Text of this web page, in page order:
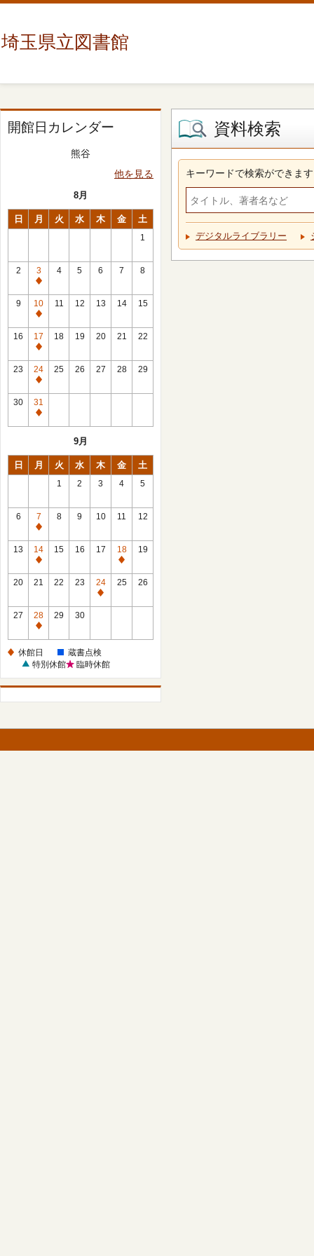
埼玉県立図書館
開館日カレンダー
熊谷
他を見る
8月
日 月 火 水 木 金 土
1
2
3
休
館
日
4 5 6 7 8
9
10
休
館
日
11 12 13 14 15
16
17
休
館
日
18 19 20 21 22
23
24
休
館
日
25 26 27 28 29
30
31
休
9月
日 月 火 水 木 金 土
1 2 3 4 5
6
7
休
館
日
8 9 10 11 12
13
14
休
館
15 16 17
18
休
館
19
20 21 22 23
24
休
25 26
27
28
休
日
29 30
休館日
蔵書点検
特別休館
臨時休館
資料検索
キーワードで検索ができます
デジタルライブラリー